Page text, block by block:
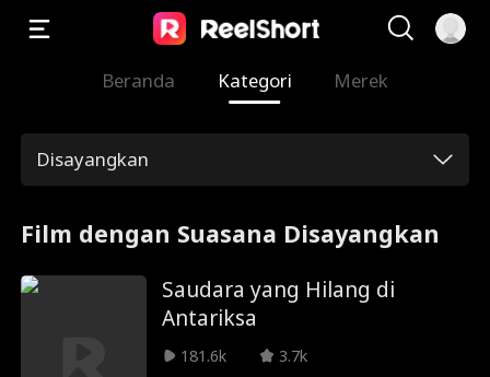
Beranda Kategori Merek
Disayangkan
Film dengan Suasana Disayangkan
Saudara yang Hilang di
Antariksa
181.6k
3.7k